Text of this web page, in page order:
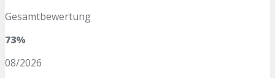
Gesamtbewertung
73%
08/2026